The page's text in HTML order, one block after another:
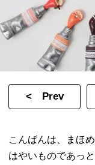
< Prev
こんばんは、まほめ
はやいものであっ